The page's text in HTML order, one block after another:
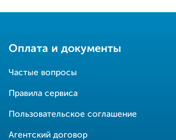
Оплата и документы
Частые вопросы
Правила сервиса
Пользовательское соглашение
Агентский договор